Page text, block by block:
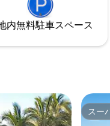
内無料駐⁠車ス⁠ペ⁠ー⁠ス
スー
スー